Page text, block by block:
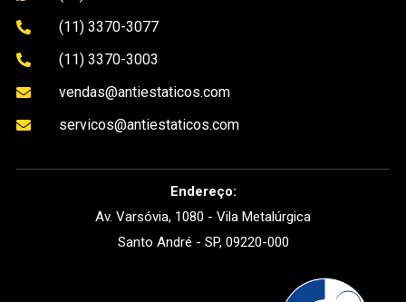
 (11) 3370-3077
 (11) 3370-3003
 vendas@antiestaticos.com
 servicos@antiestaticos.com
Endereço:
Av. Varsóvia, 1080 - Vila Metalúrgica
Santo André - SP, 09220-000